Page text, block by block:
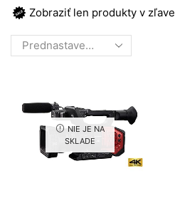
Zobraziť len produkty v zľave
NIE JE NA
SKLADE